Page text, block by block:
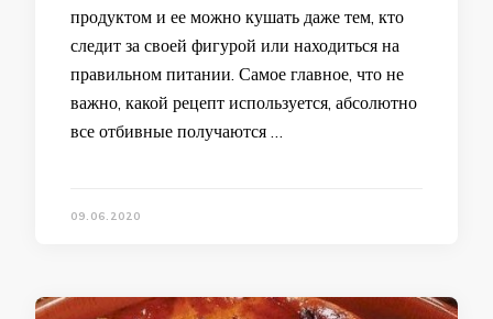
продуктом и ее можно кушать даже тем, кто
следит за своей фигурой или находиться на
правильном питании. Самое главное, что не
важно, какой рецепт используется, абсолютно
все отбивные получаются …
09.06.2020